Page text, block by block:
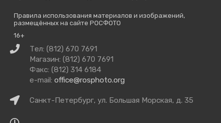
Правила использования материалов и изображений,
размещённых на сайте РОСФОТО
16+
Связаться
нами
Тел: (812) 670 7691
Магазин: (812) 670 7691
Факс: (812) 314 6184
e-mail: office@rosphoto.org
КакСанкт-Петербург, ул. Большая Морская, д. 35